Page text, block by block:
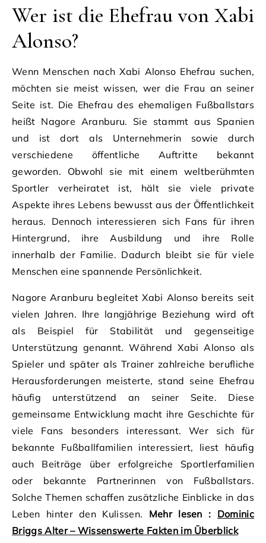
Wer ist die Ehefrau von Xabi
Alonso?
Wenn Menschen nach Xabi Alonso Ehefrau suchen,
möchten sie meist wissen, wer die Frau an seiner
Seite ist. Die Ehefrau des ehemaligen Fußballstars
heißt Nagore Aranburu. Sie stammt aus Spanien
und ist dort als Unternehmerin sowie durch
verschiedene öffentliche Auftritte bekannt
geworden. Obwohl sie mit einem weltberühmten
Sportler verheiratet ist, hält sie viele private
Aspekte ihres Lebens bewusst aus der Öffentlichkeit
heraus. Dennoch interessieren sich Fans für ihren
Hintergrund, ihre Ausbildung und ihre Rolle
innerhalb der Familie. Dadurch bleibt sie für viele
Menschen eine spannende Persönlichkeit.
Nagore Aranburu begleitet Xabi Alonso bereits seit
vielen Jahren. Ihre langjährige Beziehung wird oft
als Beispiel für Stabilität und gegenseitige
Unterstützung genannt. Während Xabi Alonso als
Spieler und später als Trainer zahlreiche berufliche
Herausforderungen meisterte, stand seine Ehefrau
häufig unterstützend an seiner Seite. Diese
gemeinsame Entwicklung macht ihre Geschichte für
viele Fans besonders interessant. Wer sich für
bekannte Fußballfamilien interessiert, liest häufig
auch Beiträge über erfolgreiche Sportlerfamilien
oder bekannte Partnerinnen von Fußballstars.
Solche Themen schaffen zusätzliche Einblicke in das
Leben hinter den Kulissen. Mehr lesen : Dominic
Briggs Alter – Wissenswerte Fakten im Überblick